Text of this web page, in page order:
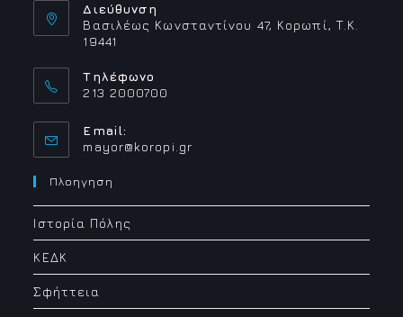
Διεύθυνση
Βασιλέως Κωνσταντίνου 47, Κορωπί, Τ.Κ.
19441
Τηλέφωνο
213 2000700
Email:
mayor@koropi.grOpens
Πλοηγηση
Ιστορία Πόλης
ΚΕΔΚ
Σφήττεια